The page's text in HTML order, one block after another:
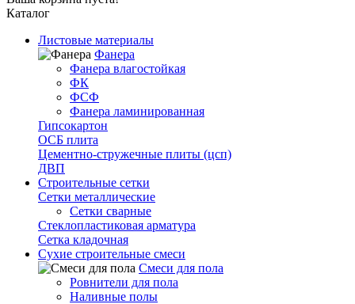
Каталог
Листовые материалы
Фанера
Фанера влагостойкая
ФК
ФСФ
Фанера ламинированная
Гипсокартон
ОСБ плита
Цементно-стружечные плиты (цсп)
ДВП
Строительные сетки
Сетки металлические
Сетки сварные
Стеклопластиковая арматура
Сетка кладочная
Сухие строительные смеси
Смеси для пола
Ровнители для пола
Наливные полы